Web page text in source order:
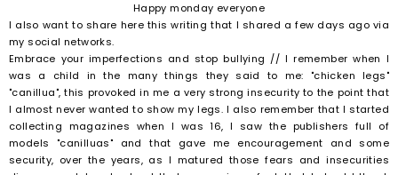
Happy monday everyone
I also want to share here this writing that I shared a few days ago via
my social networks.
Embrace your imperfections and stop bullying // I remember when I
was a child in the many things they said to me: "chicken legs"
"canillua", this provoked in me a very strong insecurity to the point that
I almost never wanted to show my legs. I also remember that I started
collecting magazines when I was 16, I saw the publishers full of
models "canilluas" and that gave me encouragement and some
security, over the years, as I matured those fears and insecurities